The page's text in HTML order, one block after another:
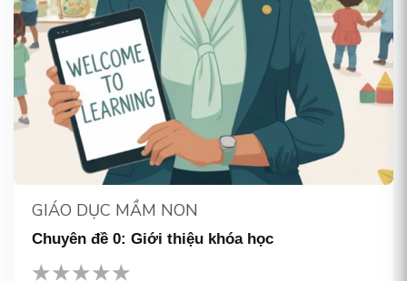
GIÁO DỤC MẦM NON
Chuyên đề 0: Giới thiệu khóa học